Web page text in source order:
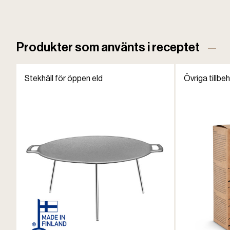
Produkter som använts i receptet
Stekhäll för öppen eld Övriga